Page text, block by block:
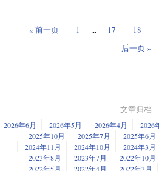
« 前一页 1 ... 17 18
后一页 »
文章归档
2026年6月 2026年5月 2026年4月 2026
2025年10月
2025年7月 2025年6月
2024年11月
2024年10月 2024年3月
2023年8月
2023年7月 2022年10月
2022年5月
2022年4月 2022年3月